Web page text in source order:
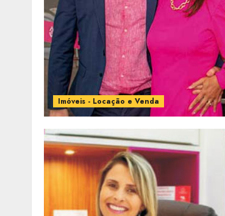
Imóveis - Locação e Venda